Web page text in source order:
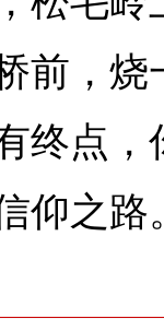
前，
终点
仰之路